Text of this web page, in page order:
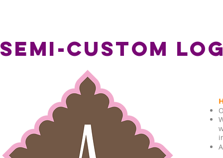
SEMI-CUSTOM